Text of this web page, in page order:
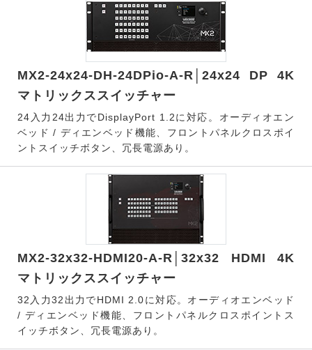
MX2-24x24-DH-24DPio-A-R│24x24 DP 4K
マトリックススイッチャー
24入力24出力でDisplayPort 1.2に対応。オーディオエン
ベッド / ディエンベッド機能、フロントパネルクロスポイ
ントスイッチボタン、冗長電源あり。
MX2-32x32-HDMI20-A-R│32x32 HDMI 4K
マトリックススイッチャー
32入力32出力でHDMI 2.0に対応。オーディオエンベッド
/ ディエンベッド機能、フロントパネルクロスポイントス
イッチボタン、冗長電源あり。